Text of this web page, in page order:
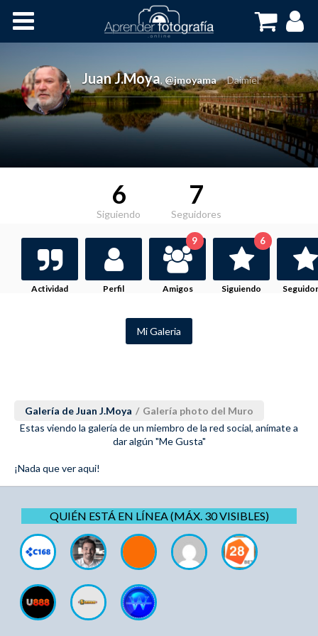
Cursos OnLine
Juan J.Moya, @jmoyama Daimiel
6
Siguiendo
7
Seguidores
Actividad Perfil Amigos
9
Siguiendo
6
Mi Galeria
Galería de Juan J.Moya / Galería photo del Muro
Estas viendo la galería de un miembro de la red social, anímate a
dar algún "Me Gusta"
¡Nada que ver aqui!
QUIÉN ESTÁ EN LÍNEA (MÁX. 30 VISIBLES)